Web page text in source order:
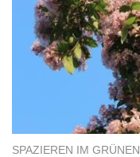
SPAZIEREN IM GRÜNEN